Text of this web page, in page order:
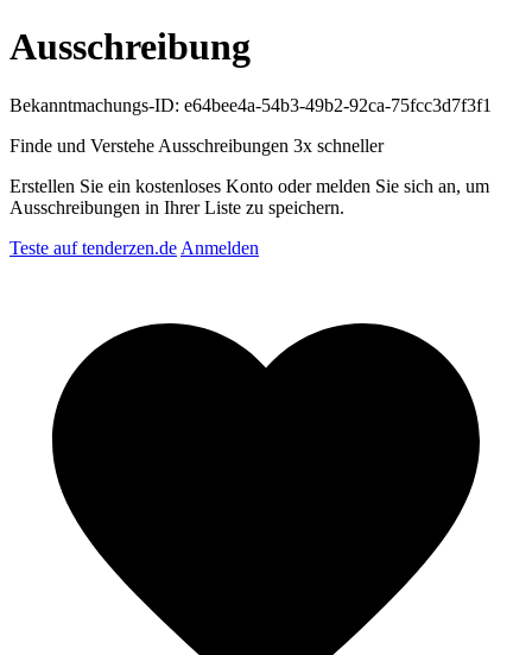
Ausschreibung
Bekanntmachungs-ID: e64bee4a-54b3-49b2-92ca-75fcc3d7f3f1
Finde und Verstehe Ausschreibungen 3x schneller
Erstellen Sie ein kostenloses Konto oder melden Sie sich an, um
Ausschreibungen in Ihrer Liste zu speichern.
Teste auf tenderzen.de Anmelden